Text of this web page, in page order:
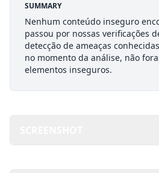
SUMMARY
Nenhum conteúdo inseguro
passou por nossas verificações
detecção de ameaças
no momento da análise, não
elementos inseguros.